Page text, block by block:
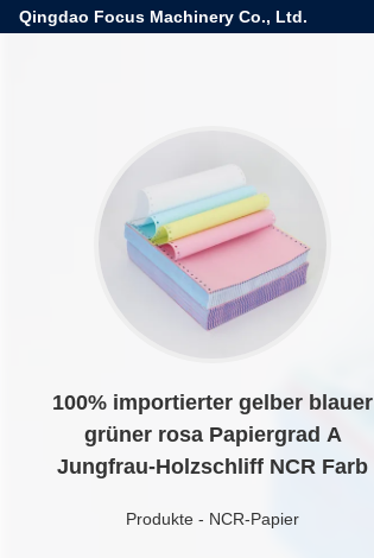
Qingdao Focus Machinery Co., Ltd.
100% importierter gelber blauer
grüner rosa Papiergrad A
Jungfrau-Holzschliff NCR Farb
Produkte - NCR-Papier